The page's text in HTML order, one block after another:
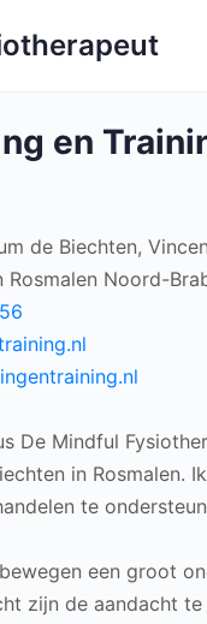
en
de Biechten,
Rosmalen Noord-
De Mindful
in Rosmalen.
te
een groot
zijn de aandacht